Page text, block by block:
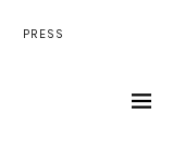
PRESS